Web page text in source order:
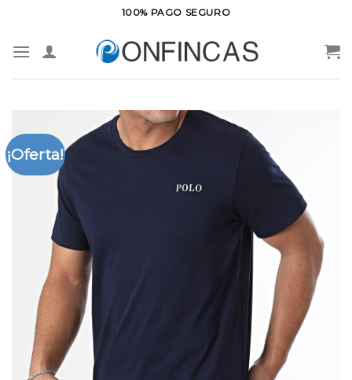
contenido
100% PAGO SEGURO
¡Oferta!